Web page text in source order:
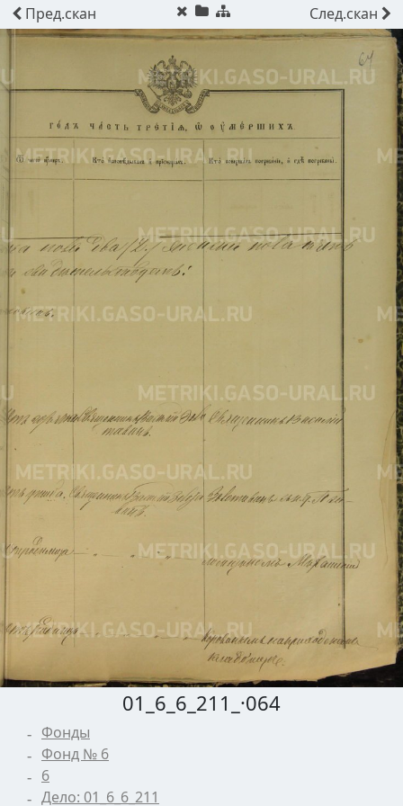
Пред.скан След.скан
01_6_6_211_·064
Фонды
Фонд № 6
6
Дело: 01_6_6_211